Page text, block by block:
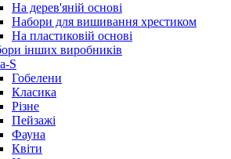
На дерев'яній основі
Набори для вишивання хрестиком
На пластиковій основі
інших виробників
S
Гобелени
Класика
Різне
Пейзажі
Фауна
Квіти